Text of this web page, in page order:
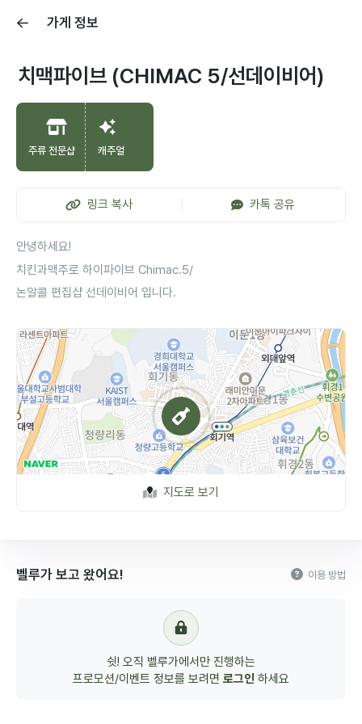
가게 정보
치맥파이브 (CHIMAC 5/선데이비어)
주류 전문샵 캐주얼
링크 복사 카톡 공유
안녕하세요!
치킨과맥주로 하이파이브 Chimac.5/
논알콜 편집샵 선데이비어 입니다.
지도로 보기
벨루가 보고 왔어요! 이용 방법
쉿! 오직 벨루가에서만 진행하는
프로모션/이벤트 정보를 보려면 로그인 하세요